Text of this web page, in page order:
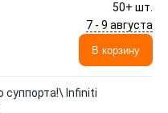
50+ шт.
7 - 9 августа
В корзину
суппорта!\ Infiniti